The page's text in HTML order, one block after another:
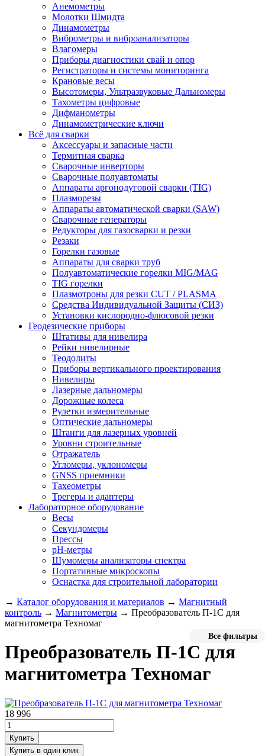
Анемометры
Молотки Шмидта
Динамометры
Виброметры и виброанализаторы
Влагомеры
Приборы диагностики свай и опор
Регистраторы и системы мониторинга
Крановые весы
Высотомеры, Ультразвуковые Дальномеры
Тахометры цифровые
Дифманометры
Динамометрические ключи
Всё для сварки
Аксессуары и запасные части
Термитная сварка
Сварочные инверторы
Сварочные полуавтоматы
Аппараты аргонодуговой сварки (TIG)
Плазморезы
Аппараты автоматической сварки (SAW)
Сварочные генераторы
Редукторы для газосварки и резки
Резаки
Горелки газовые
Аппараты для сварки труб
Полуавтоматические горелки MIG/MAG
TIG горелки
Плазмотроны для резки CUT / PLASMA
Средства Индивидуальной Защиты (СИЗ)
Установки кислородно-флюсовой резки
Геодезические приборы
Штативы для нивелира
Рейки нивелирные
Теодолиты
Приборы вертикального проектирования
Нивелиры
Лазерные дальномеры
Дорожные колеса
Рулетки измерительные
Оптические дальномеры
Штанги для лазерных уровней
Уровни строительные
Отражатель
Угломеры, уклономеры
GNSS приемники
Тахеометры
Трегеры и адаптеры
Лабораторное оборудование
Весы
Секундомеры
Прессы
pH-метры
Шумомеры анализаторы спектра
Портативные микроскопы
Оснастка для строительной лаборатории
→ Каталог оборудования и материалов → Магнитный
контроль → Магнитометры → Преобразователь П-1С для
магнитометра Техномаг
Все фильтры
Преобразователь П-1С для
магнитометра Техномаг
18 996